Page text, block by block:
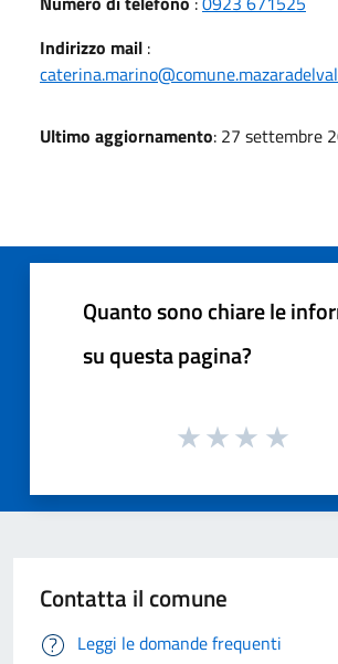
Indirizzo mail :
Ultimo aggiornamento: 27 settembre
Quanto sono chiare le
su questa pagina?
Contatta il comune
Leggi le domande frequenti